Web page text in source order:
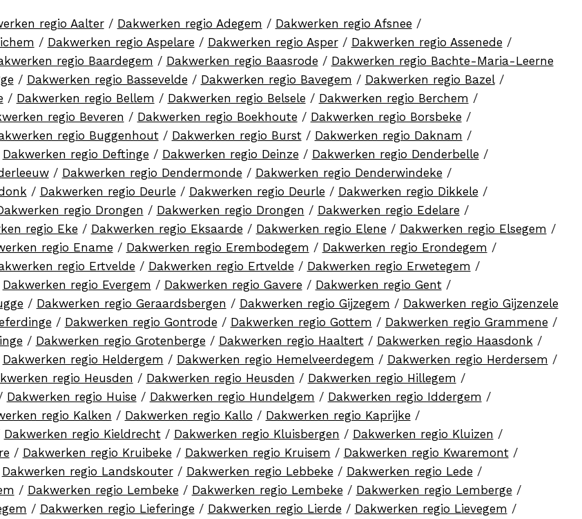
regio Aalter/ Dakwerken regio Adegem / Dakwerken regio Afsnee /
/ Dakwerken regio Aspelare / Dakwerken regio Asper/ Dakwerken regio Assenede /
regio Baardegem / Dakwerken regio Baasrode / Dakwerken regio Bachte-Maria-Leerne
/ Dakwerken regio Bassevelde / Dakwerken regio Bavegem / Dakwerken regio Bazel/
/ Dakwerken regio Bellem / Dakwerken regio Belsele / Dakwerken regio Berchem /
regio Beveren / Dakwerken regio Boekhoute / Dakwerken regio Borsbeke /
regio Buggenhout/ Dakwerken regio Burst/ Dakwerken regio Daknam /
Dakwerken regio Deftinge / Dakwerken regio Deinze / Dakwerken regio Denderbelle /
/ Dakwerken regio Dendermonde / Dakwerken regio Denderwindeke /
/ Dakwerken regio Deurle / Dakwerken regio Deurle / Dakwerken regio Dikkele /
regio Drongen / Dakwerken regio Drongen / Dakwerken regio Edelare /
regio Eke / Dakwerken regio Eksaarde / Dakwerken regio Elene / Dakwerken regio Elsegem /
regio Ename / Dakwerken regio Erembodegem / Dakwerken regio Erondegem /
regio Ertvelde / Dakwerken regio Ertvelde / Dakwerken regio Erwetegem /
Dakwerken regio Evergem / Dakwerken regio Gavere / Dakwerken regio Gent/
/ Dakwerken regio Geraardsbergen / Dakwerken regio Gijzegem / Dakwerken regio Gijzenzele
/ Dakwerken regio Gontrode / Dakwerken regio Gottem / Dakwerken regio Grammene /
/ Dakwerken regio Grotenberge / Dakwerken regio Haaltert/ Dakwerken regio Haasdonk /
Dakwerken regio Heldergem / Dakwerken regio Hemelveerdegem / Dakwerken regio Herdersem /
regio Heusden / Dakwerken regio Heusden / Dakwerken regio Hillegem /
Dakwerken regio Huise / Dakwerken regio Hundelgem / Dakwerken regio Iddergem /
regio Kalken / Dakwerken regio Kallo / Dakwerken regio Kaprijke /
Dakwerken regio Kieldrecht/ Dakwerken regio Kluisbergen / Dakwerken regio Kluizen /
/ Dakwerken regio Kruibeke / Dakwerken regio Kruisem / Dakwerken regio Kwaremont/
Dakwerken regio Landskouter/ Dakwerken regio Lebbeke / Dakwerken regio Lede /
/ Dakwerken regio Lembeke / Dakwerken regio Lembeke / Dakwerken regio Lemberge /
/ Dakwerken regio Lieferinge / Dakwerken regio Lierde / Dakwerken regio Lievegem /